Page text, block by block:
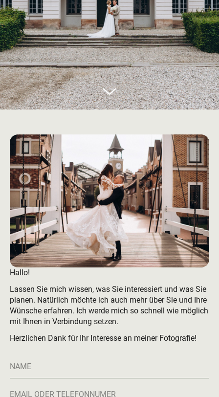
Hallo!
Lassen Sie mich wissen, was Sie interessiert und was Sie
planen. Natürlich möchte ich auch mehr über Sie und Ihre
Wünsche erfahren. Ich werde mich so schnell wie möglich
mit Ihnen in Verbindung setzen.
Herzlichen Dank für Ihr Interesse an meiner Fotografie!